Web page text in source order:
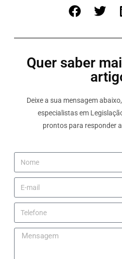
Quer saber
Deixe a sua mensagem
especialistas em
prontos para responder